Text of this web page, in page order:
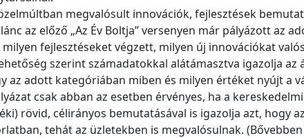
megvalósult innovációk, fejlesztések
az előző „Az Év Boltja” versenyen már pályázott az
fejlesztéseket végzett, milyen új innovációkat
szerint számadatokkal alátámasztva igazolja az
az adott kategóriában miben és milyen értéket nyújt a
csak abban az esetben érvényes, ha a
rövid, célirányos bemutatásával is igazolja azt, hogy
tehát az üzletekben is megvalósulnak.